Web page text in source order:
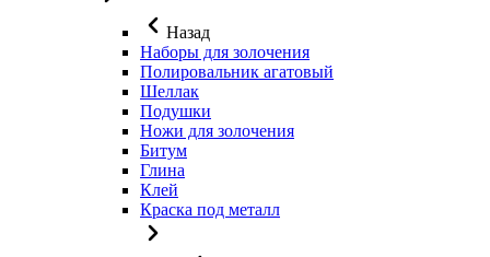
Назад
Наборы для золочения
Полировальник агатовый
Шеллак
Подушки
Ножи для золочения
Битум
Глина
Клей
Краска под металл